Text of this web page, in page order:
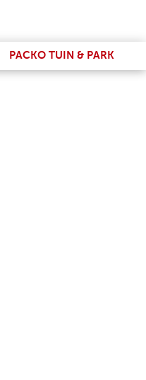
PACKO TUIN & PARK